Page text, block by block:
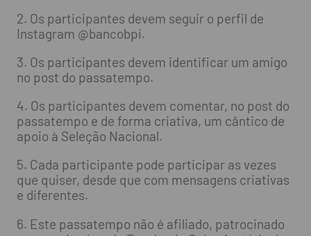
2. Os participantes devem seguir o perfil de
Instagram @bancobpi.
3. Os participantes devem identificar um amigo
no post do passatempo.
4. Os participantes devem comentar, no post do
passatempo e de forma criativa, um cântico de
apoio à Seleção Nacional.
5. Cada participante pode participar as vezes
que quiser, desde que com mensagens criativas
e diferentes.
6. Este passatempo não é afiliado, patrocinado